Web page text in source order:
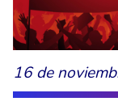
16 de